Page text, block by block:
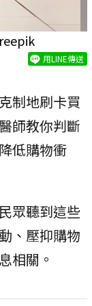
用LINE傳送
制地刷卡買
師教你判斷
低購物衝
眾聽到這些
、壓抑購物
相關。